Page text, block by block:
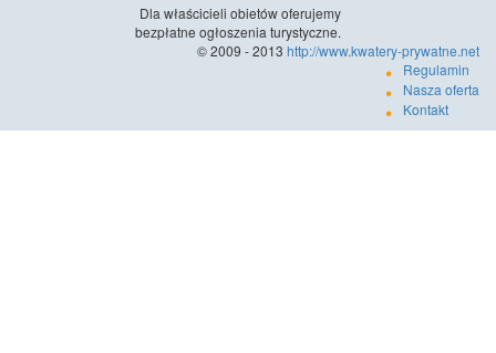
Dla właścicieli obietów oferujemy
bezpłatne ogłoszenia turystyczne.
© 2009 - 2013 http://www.kwatery-prywatne.net
Regulamin
Nasza oferta
Kontakt